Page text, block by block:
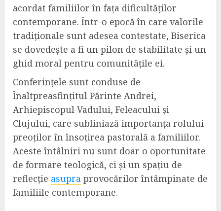
acordat familiilor în fața dificultăților
contemporane. Într-o epocă în care valorile
tradiționale sunt adesea contestate, Biserica
se dovedește a fi un pilon de stabilitate și un
ghid moral pentru comunitățile ei.
Conferințele sunt conduse de
Înaltpreasfințitul Părinte Andrei,
Arhiepiscopul Vadului, Feleacului și
Clujului, care subliniază importanța rolului
preoților în însoțirea pastorală a familiilor.
Aceste întâlniri nu sunt doar o oportunitate
de formare teologică, ci și un spațiu de
reflecție asupra provocărilor întâmpinate de
familiile contemporane.